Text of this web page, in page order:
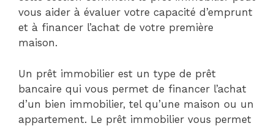
vous aider à évaluer votre capacité d’emprunt
et à financer l’achat de votre première
maison.
Un prêt immobilier est un type de prêt
bancaire qui vous permet de financer l’achat
d’un bien immobilier, tel qu’une maison ou un
appartement. Le prêt immobilier vous permet